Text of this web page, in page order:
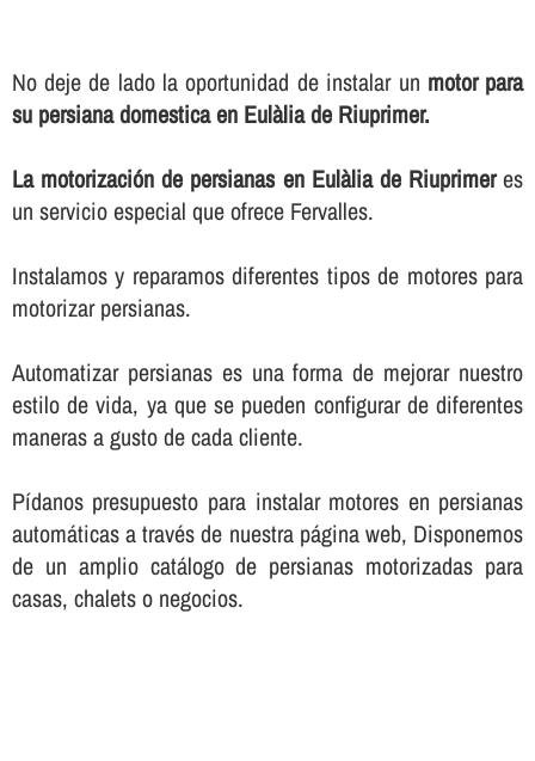
No deje de lado la oportunidad de instalar un motor para
su persiana domestica en Eulàlia de Riuprimer.
La motorización de persianas en Eulàlia de Riuprimeres
un servicio especial que ofrece Fervalles.
Instalamos y reparamos diferentes tipos de motores para
motorizar persianas.
Automatizar persianas es una forma de mejorar nuestro
estilo de vida, ya que se pueden configurar de diferentes
maneras a gusto de cada cliente.
Pí­danos presupuesto para instalar motores en persianas
automáticas a través de nuestra página web, Disponemos
de un amplio catálogo de persianas motorizadas para
casas, chalets o negocios.